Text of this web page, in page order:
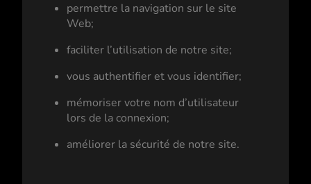
permettre la navigation sur le site
Web;
faciliter l’utilisation de notre site;
vous authentifier et vous identifier;
mémoriser votre nom d’utilisateur
lors de la connexion;
améliorer la sécurité de notre site.